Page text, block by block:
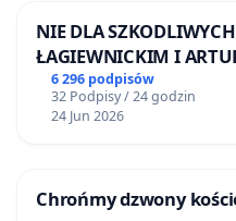
NIE DLA
ŁAGIEWNICKIM I
6 296 podpisów
32 Podpisy / 24 godzin
24 Jun 2026
Chrońmy dzwony